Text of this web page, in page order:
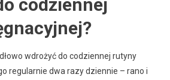
codziennej
wdrożyć do codziennej rutyny
regularnie dwa razy dziennie – rano i